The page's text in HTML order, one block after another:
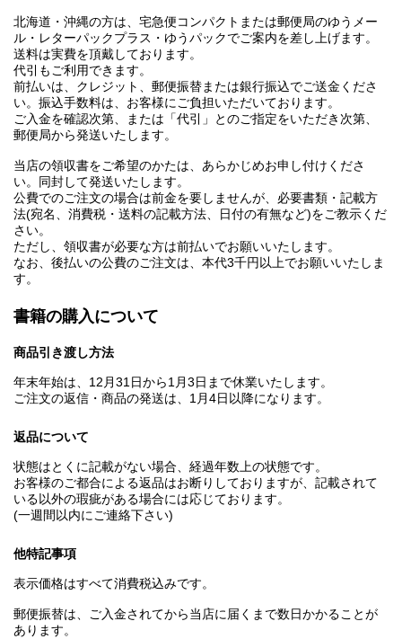
北海道・沖縄の方は、宅急便コンパクトまたは郵便局のゆうメー
ル・レターパックプラス・ゆうパックでご案内を差し上げます。
送料は実費を頂戴しております。
代引もご利用できます。
前払いは、クレジット、郵便振替または銀行振込でご送金くださ
い。振込手数料は、お客様にご負担いただいております。
ご入金を確認次第、または「代引」とのご指定をいただき次第、
郵便局から発送いたします。
当店の領収書をご希望のかたは、あらかじめお申し付けくださ
い。同封して発送いたします。
公費でのご注文の場合は前金を要しませんが、必要書類・記載方
法(宛名、消費税・送料の記載方法、日付の有無など)をご教示くだ
さい。
ただし、領収書が必要な方は前払いでお願いいたします。
なお、後払いの公費のご注文は、本代3千円以上でお願いいたしま
す。
書籍の購入について
商品引き渡し方法
年末年始は、12月31日から1月3日まで休業いたします。
ご注文の返信・商品の発送は、1月4日以降になります。
返品について
状態はとくに記載がない場合、経過年数上の状態です。
お客様のご都合による返品はお断りしておりますが、記載されて
いる以外の瑕疵がある場合には応じております。
(一週間以内にご連絡下さい)
他特記事項
表示価格はすべて消費税込みです。
郵便振替は、ご入金されてから当店に届くまで数日かかることが
あります。